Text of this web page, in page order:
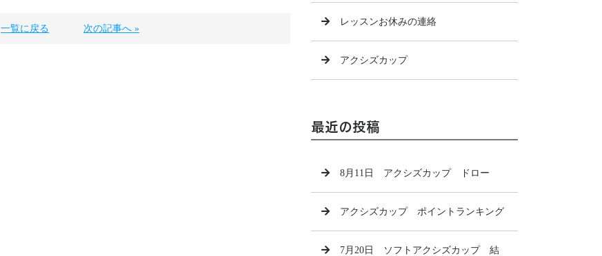
一覧に戻る 次の記事へ »
レッスンお休みの連絡
アクシズカップ
最近の投稿
8月11日 アクシズカップ ドロー
アクシズカップ ポイントランキング
7月20日 ソフトアクシズカップ 結